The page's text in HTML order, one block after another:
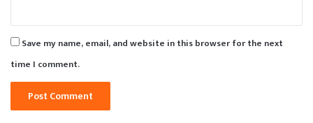
Save my name, email, and website in this browser for the next
time I comment.